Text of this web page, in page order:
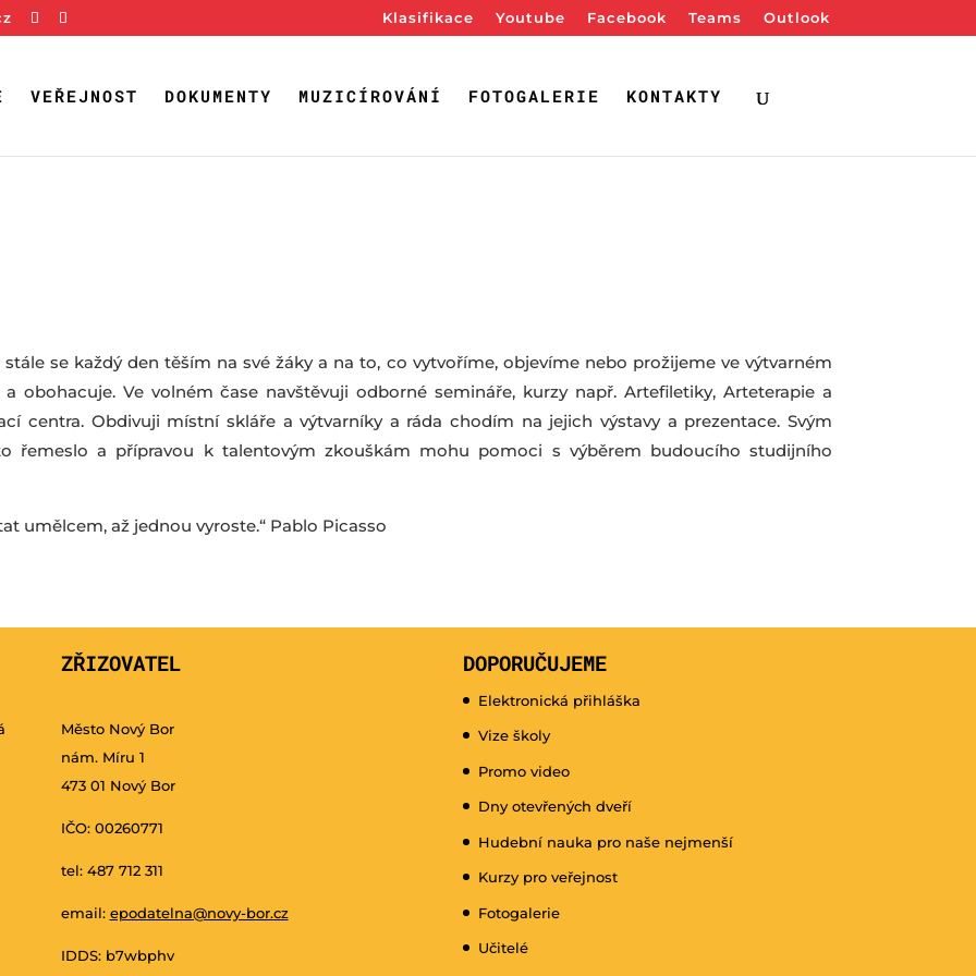
Klasifikace Youtube Facebook Teams Outlook
VEŘEJNOST DOKUMENTY MUZICÍROVÁNÍ FOTOGALERIE KONTAKTY
se každý den těším na své žáky a na to, co vytvoříme, objevíme nebo prožijeme ve výtvarném
obohacuje. Ve volném čase navštěvuji odborné semináře, kurzy např. Artefiletiky, Arteterapie a
centra. Obdivuji místní skláře a výtvarníky a ráda chodím na jejich výstavy a prezentace. Svým
řemeslo a přípravou k talentovým zkouškám mohu pomoci s výběrem budoucího studijního
umělcem, až jednou vyroste.“ Pablo Picasso
ZŘIZOVATEL
Město Nový Bor
nám. Míru 1
473 01 Nový Bor
IČO: 00260771
tel: 487 712 311
email: epodatelna@novy-bor.cz
IDDS: b7wbphv
DOPORUČUJEME
Elektronická přihláška
Vize školy
Promo video
Dny otevřených dveří
Hudební nauka pro naše nejmenší
Kurzy pro veřejnost
Fotogalerie
Učitelé